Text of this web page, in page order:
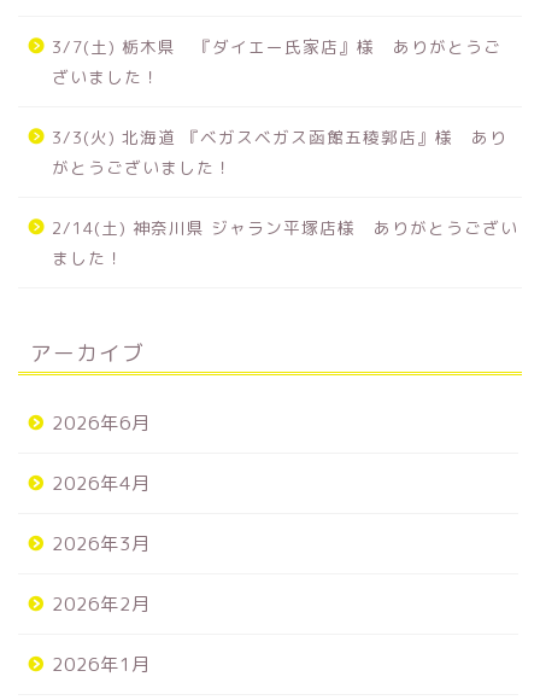
3/7(土) 栃木県 『ダイエー氏家店』様 ありがとうご
ざいました！
3/3(火) 北海道 『ベガスベガス函館五稜郭店』様 あり
がとうございました！
2/14(土) 神奈川県 ジャラン平塚店様 ありがとうござい
ました！
アーカイブ
2026年6月
2026年4月
2026年3月
2026年2月
2026年1月